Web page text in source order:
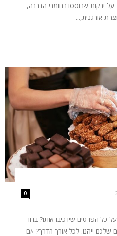
ירקות שרוססו בחומרי הדברה,
אורגנית,...
0
כל הפרטים שירכיבו אותו? ברור
ייהנו. לכל אורך הדרך? אם